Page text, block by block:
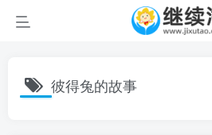
彼得兔的故事